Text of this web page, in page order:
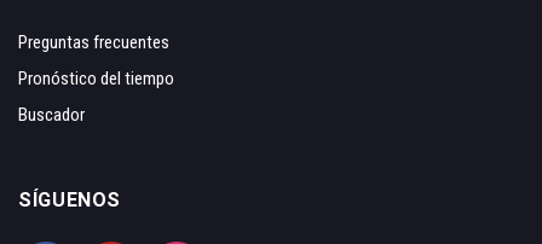
Preguntas frecuentes
Pronóstico del tiempo
Buscador
SÍGUENOS